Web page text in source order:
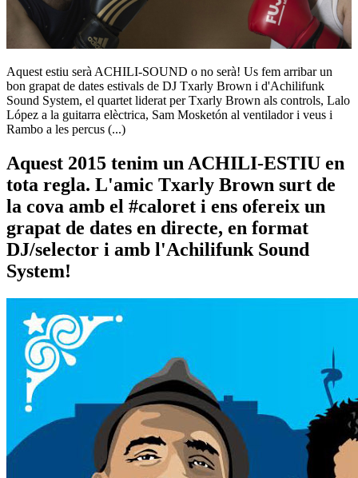
Aquest estiu serà ACHILI-SOUND o no serà! Us fem arribar un
bon grapat de dates estivals de DJ Txarly Brown i d'Achilifunk
Sound System, el quartet liderat per Txarly Brown als controls, Lalo
López a la guitarra elèctrica, Sam Mosketón al ventilador i veus i
Rambo a les percus (...)
Aquest 2015 tenim un ACHILI-ESTIU en
tota regla. L'amic Txarly Brown surt de
la cova amb el #caloret i ens ofereix un
grapat de dates en directe, en format
DJ/selector i amb l'Achilifunk Sound
System!